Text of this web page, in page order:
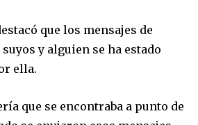
que los mensajes de
y alguien se ha estado
ella.
que se encontraba a punto de